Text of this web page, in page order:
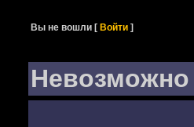
Вы не вошли [Войти ]